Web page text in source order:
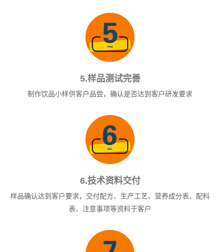
5.样品测试完善
制作饮品小样供客户品尝，确认是否达到客户研发要求
6.技术资料交付
样品确认达到客户要求，交付配方、生产工艺、营养成分表、配料
表、注意事项等资料于客户